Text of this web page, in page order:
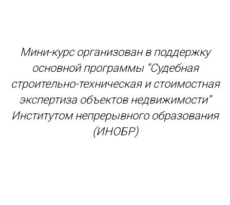
Мини-курс организован в поддержку
основной программы “Судебная
строительно-техническая и стоимостная
экспертиза объектов недвижимости”
Институтом непрерывного образования
(ИНОБР)